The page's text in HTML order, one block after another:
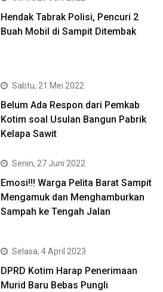
Hendak Tabrak Polisi, Pencuri 2
Buah Mobil di Sampit Ditembak
Sabtu, 21 Mei 2022
Belum Ada Respon dari Pemkab
Kotim soal Usulan Bangun Pabrik
Kelapa Sawit
Senin, 27 Juni 2022
Emosi!!! Warga Pelita Barat Sampit
Mengamuk dan Menghamburkan
Sampah ke Tengah Jalan
Selasa, 4 April 2023
DPRD Kotim Harap Penerimaan
Murid Baru Bebas Pungli